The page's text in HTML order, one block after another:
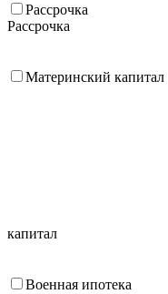
Рассрочка
Рассрочка
Материнский капитал
капитал
Военная ипотека